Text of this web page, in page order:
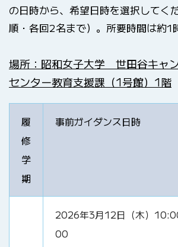
の日時から、希望日時を選択してく
順・各回2名まで）。所要時間は約1
場所：昭和女子大学 世田谷キャ
センター教育支援課（1号館）1階
履
修
学
期
事前ガイダンス日時
2026年3月12日（木）
00